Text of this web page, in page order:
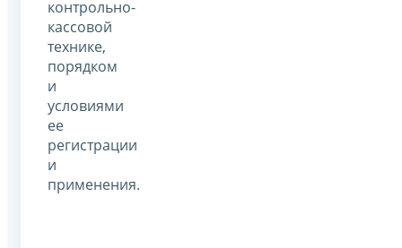
контрольно-
кассовой
технике,
порядком
и
условиями
ее
регистрации
и
применения.